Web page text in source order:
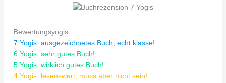
Bewertungsyogis
7 Yogis: ausgezeichnetes Buch, echt klasse!
6 Yogis: sehr gutes Buch!
5 Yogis: wirklich gutes Buch!
4 Yogis: lesenswert, muss aber nicht sein!